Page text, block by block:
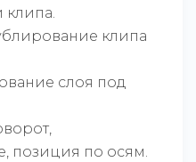
клипа.
клипа
слоя под
позиция по осям.